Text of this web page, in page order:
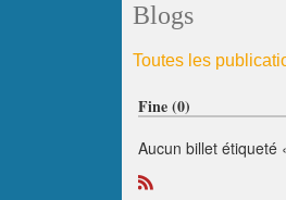
Blogs
Toutes les
Fine (0)
Aucun billet étiqueté